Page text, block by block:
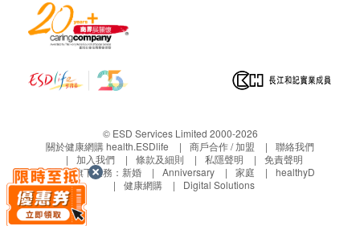
紅血球總數
淋巴球絕對計數
泌尿情況
小便顏色
小便酮
小便酸鹼度
小便紅血球
小便比重
• 疫苗注射服務並非作為醫療診斷或治療用途。
© ESD Services Limited 2000-2026
關於健康網購 health.ESDlife
商戶合作 / 加盟
聯絡我們
加入我們
條款及細則 私隱聲明
免責聲明
生活易旗下業務： 新婚 Anniversary 家庭
healthyD
健康網購
Digital Solutions